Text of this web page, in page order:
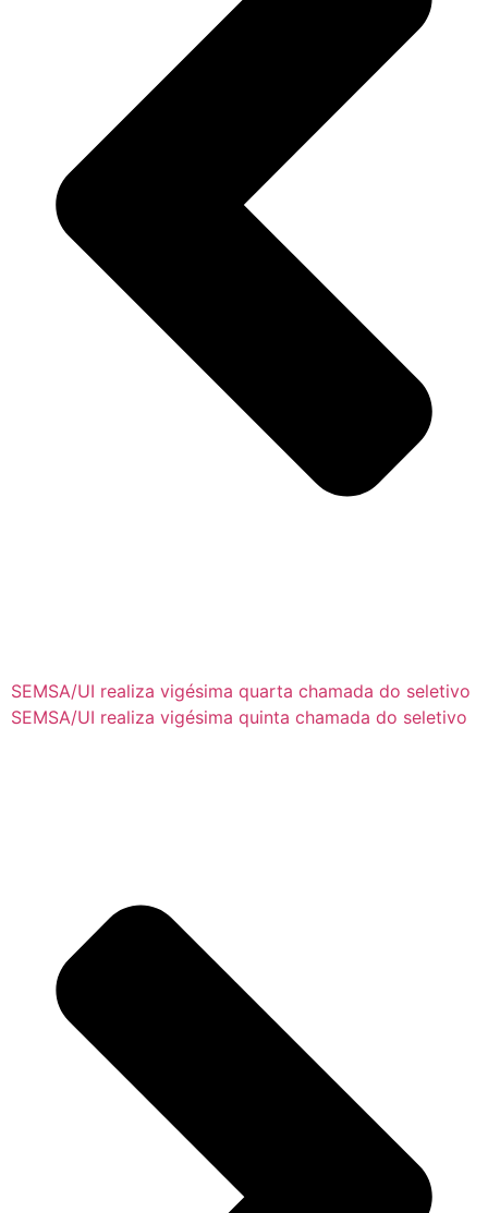
SEMSA/UI realiza vigésima quarta chamada do seletivo
SEMSA/UI realiza vigésima quinta chamada do seletivo